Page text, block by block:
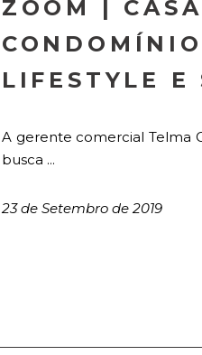
ZOOM |
LIFESTYLE E
A gerente comercial Telma
busca ...
23 de Setembro de 2019